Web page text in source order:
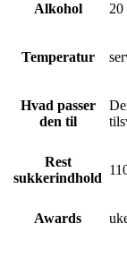
Alkohol 20
Temperatur
Hvad passer
den til
Rest
sukkerindhold
Awards